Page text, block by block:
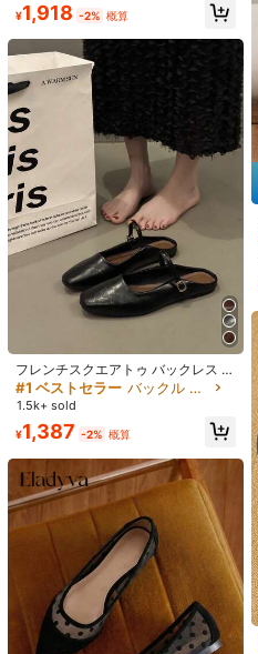
フトボトム ビンテージ レザー オッ
1-43 ラージサイズ
#1 ベストセラー パンク レディースフラットシューズ
売り切れ間近！
1k+ sold
¥2,331 -2% 概算
Styleloop ウィメンズフラットシュー
ズ、ボヘミアンスタイル ウェスタン
ィーアウトフィット
#1 ベストセラー
300+ sold (1000+)
¥1,711
¥1,918 -2% 概算
フレンチスクエアトゥ バックレス フ
ラット メリージェーン シューズ、エ
レガントなスリッポン シューズ ドレ
#1 ベストセラー バックル 女性用フラット
1.5k+ sold
¥1,387 -2% 概算